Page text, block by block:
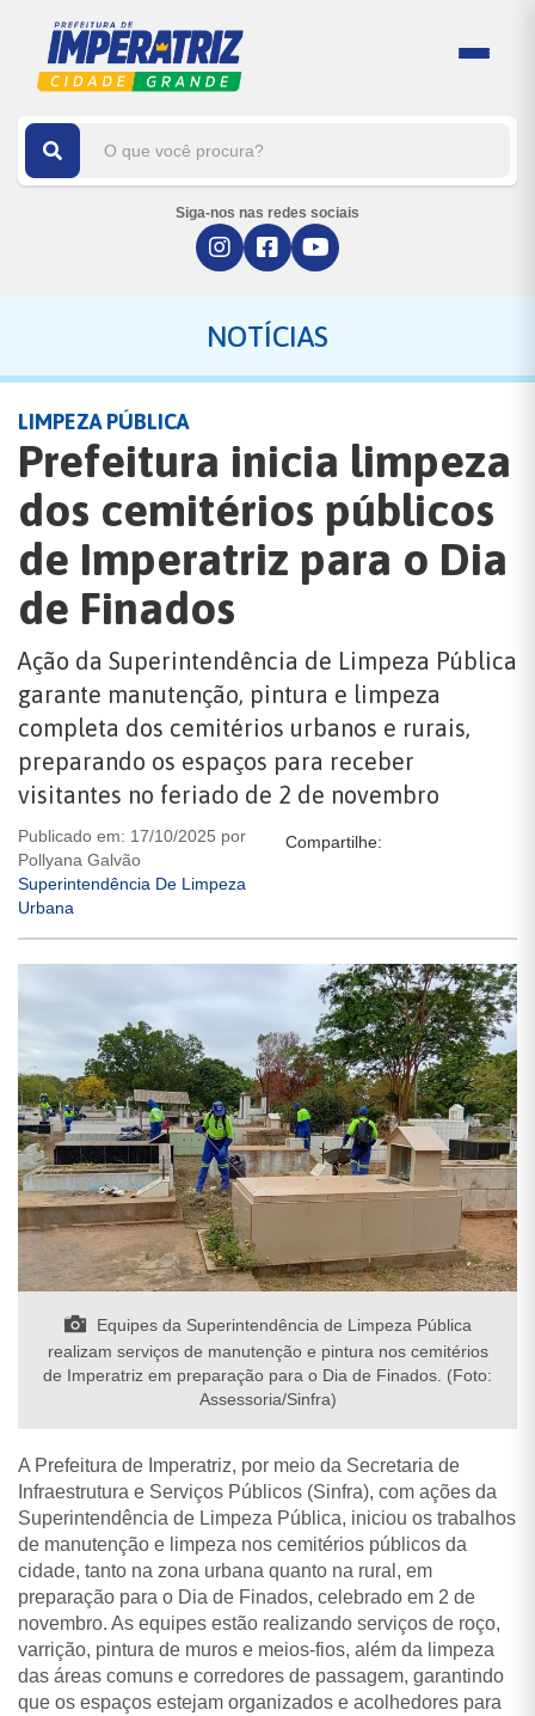
Siga-nos nas redes sociais
NOTÍCIAS
LIMPEZA PÚBLICA
Prefeitura inicia limpeza
dos cemitérios públicos
de Imperatriz para o Dia
de Finados
Ação da Superintendência de Limpeza Pública
garante manutenção, pintura e limpeza
completa dos cemitérios urbanos e rurais,
preparando os espaços para receber
visitantes no feriado de 2 de novembro
Publicado em: 17/10/2025 por
Pollyana Galvão
Superintendência De Limpeza
Urbana
Compartilhe:
Equipes da Superintendência de Limpeza Pública
realizam serviços de manutenção e pintura nos cemitérios
de Imperatriz em preparação para o Dia de Finados. (Foto:
Assessoria/Sinfra)
A Prefeitura de Imperatriz, por meio da Secretaria de
Infraestrutura e Serviços Públicos (Sinfra), com ações da
Superintendência de Limpeza Pública, iniciou os trabalhos
de manutenção e limpeza nos cemitérios públicos da
cidade, tanto na zona urbana quanto na rural, em
preparação para o Dia de Finados, celebrado em 2 de
novembro. As equipes estão realizando serviços de roço,
varrição, pintura de muros e meios-fios, além da limpeza
das áreas comuns e corredores de passagem, garantindo
que os espaços estejam organizados e acolhedores para